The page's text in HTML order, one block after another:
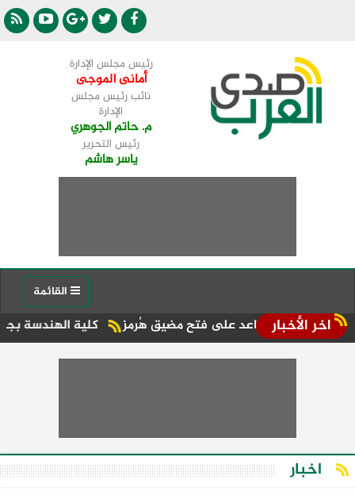
رئيس مجلس الإدارة
أمانى الموجى
نائب رئيس مجلس
الإدارة
م. حاتم الجوهري
رئيس التحرير
ياسر هاشم
اخر الأخبار كلية الهندسة بجامعة دمنهور تساعد على فتح مضيق هُرمز
اخبار